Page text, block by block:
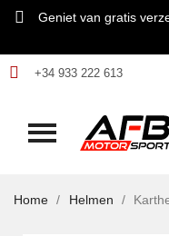
Geniet van gratis
+34 933 222 613
Home Helmen